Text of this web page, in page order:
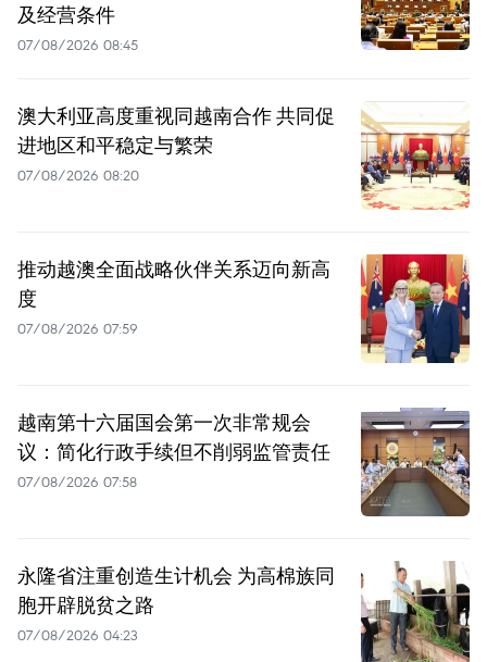
及经营条件
07/08/2026 08:45
澳大利亚高度重视同越南合作 共同促
进地区和平稳定与繁荣
07/08/2026 08:20
推动越澳全面战略伙伴关系迈向新高
度
07/08/2026 07:59
越南第十六届国会第一次非常规会
议：简化行政手续但不削弱监管责任
07/08/2026 07:58
永隆省注重创造生计机会 为高棉族同
胞开辟脱贫之路
07/08/2026 04:23